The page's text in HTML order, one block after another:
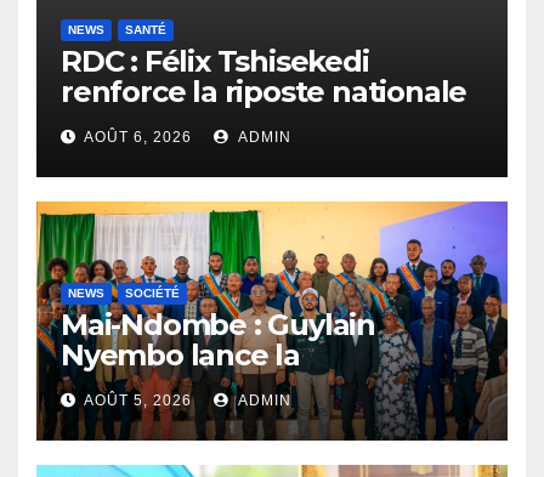
NEWS SANTÉ
RDC : Félix Tshisekedi
renforce la riposte nationale
contre l’épidémie d’Ebola
AOÛT 6, 2026 ADMIN
NEWS SOCIÉTÉ
Mai-Ndombe : Guylain
Nyembo lance la
sensibilisation au deuxième
recensement général à
Inongo
AOÛT 5, 2026 ADMIN